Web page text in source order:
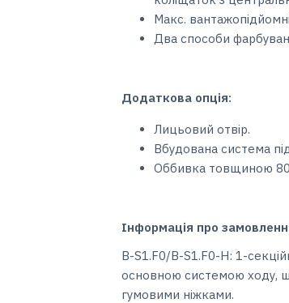
Макс.
Два способи
Додаткова опція:
Лицьовий отвір.
Вбудована система
Оббивка товщиною
Інформація про
B-S1.F0/B-S1.F0-H: 1-
основною системою ходу,
гумовими ніжками.